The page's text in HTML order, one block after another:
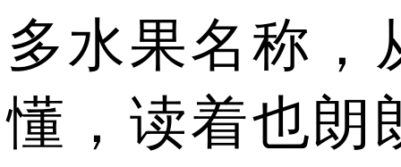
多水果名称，
懂，读着也朗